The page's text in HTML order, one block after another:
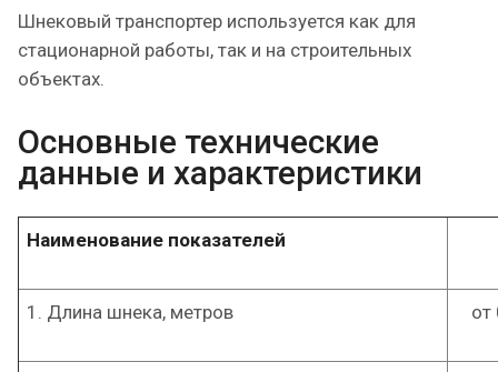
Шнековый транспортер используется как для
стационарной работы, так и на строительных
объектах.
Основные технические
данные и характеристики
Наименование показателей
1. Длина шнека, метров от